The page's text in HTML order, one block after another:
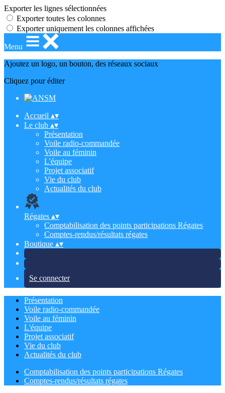
Exporter les lignes sélectionnées
Exporter toutes les colonnes
Exporter uniquement les colonnes affichées
Menu
Ajoutez un logo, un bouton, des réseaux sociaux
Cliquez pour éditer
Accueil ▴▾
Le club ▴▾
Présentation
Voile radio-commandée
Voile au féminin
L'équipe
Projet associatif
Vie du club
Actualités du club
Régates ▴▾
Comptabilisation des points participations Régates
Comptes-rendus/résultats régates
Boutique ▴▾
Se connecter
Présentation
Voile radio-commandée
Voile au féminin
L'équipe
Projet associatif
Vie du club
Actualités du club
Comptabilisation des points participations Régates
Comptes-rendus/résultats régates